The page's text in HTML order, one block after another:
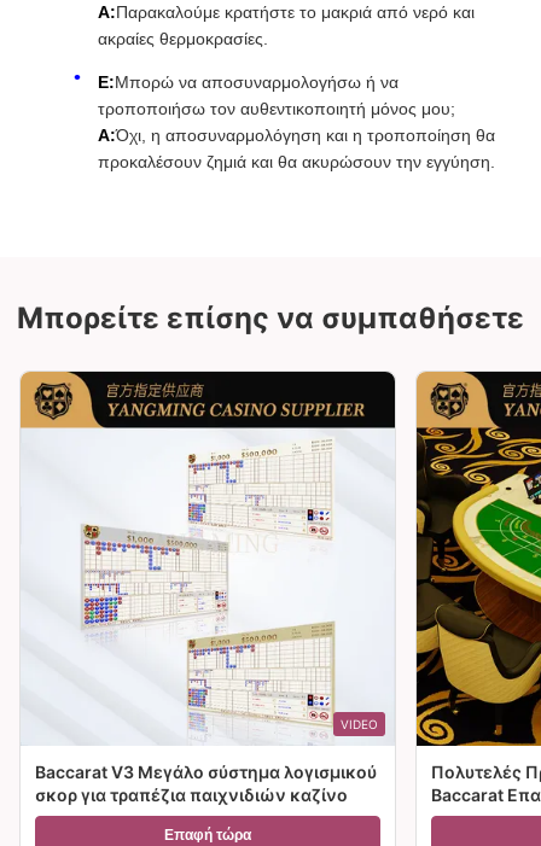
Α:Παρακαλούμε κρατήστε το μακριά από νερό και
ακραίες θερμοκρασίες.
Ε:Μπορώ να αποσυναρμολογήσω ή να
τροποποιήσω τον αυθεντικοποιητή μόνος μου;
Α:Όχι, η αποσυναρμολόγηση και η τροποποίηση θα
προκαλέσουν ζημιά και θα ακυρώσουν την εγγύηση.
Μπορείτε επίσης να συμπαθήσετε
VIDEO
Baccarat V3 Μεγάλο σύστημα λογισμικού
σκορ για τραπέζια παιχνιδιών καζίνο
Επαφή τώρα
Πολυτελές
Baccarat
Παιχνιδιών